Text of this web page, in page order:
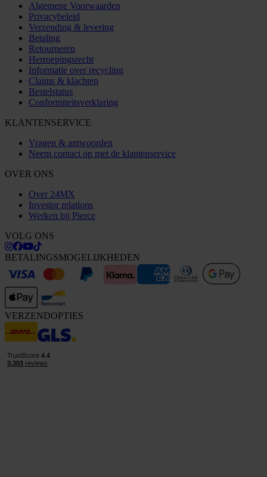
Algemene Voorwaarden
Privacybeleid
Verzending & levering
Betaling
Retourneren
Herroepingsrecht
Informatie over recycling
Claims & klachten
Bestelstatus
Conformiteitsverklaring
KLANTENSERVICE
Vragen & antwoorden
Neem contact op met de klantenservice
OVER ONS
Over 24MX
Investor relations
Werken bij Pierce
VOLG ONS
BETALINGSMOGELIJKHEDEN
VERZENDOPTIES